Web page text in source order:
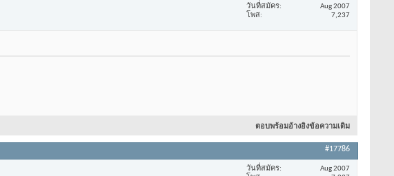
วันที่สมัคร
Aug 2007
โพส
7,237
ตอบพร้อมอ้างอิงข้อความเดิม
#17786
วันที่สมัคร
Aug 2007